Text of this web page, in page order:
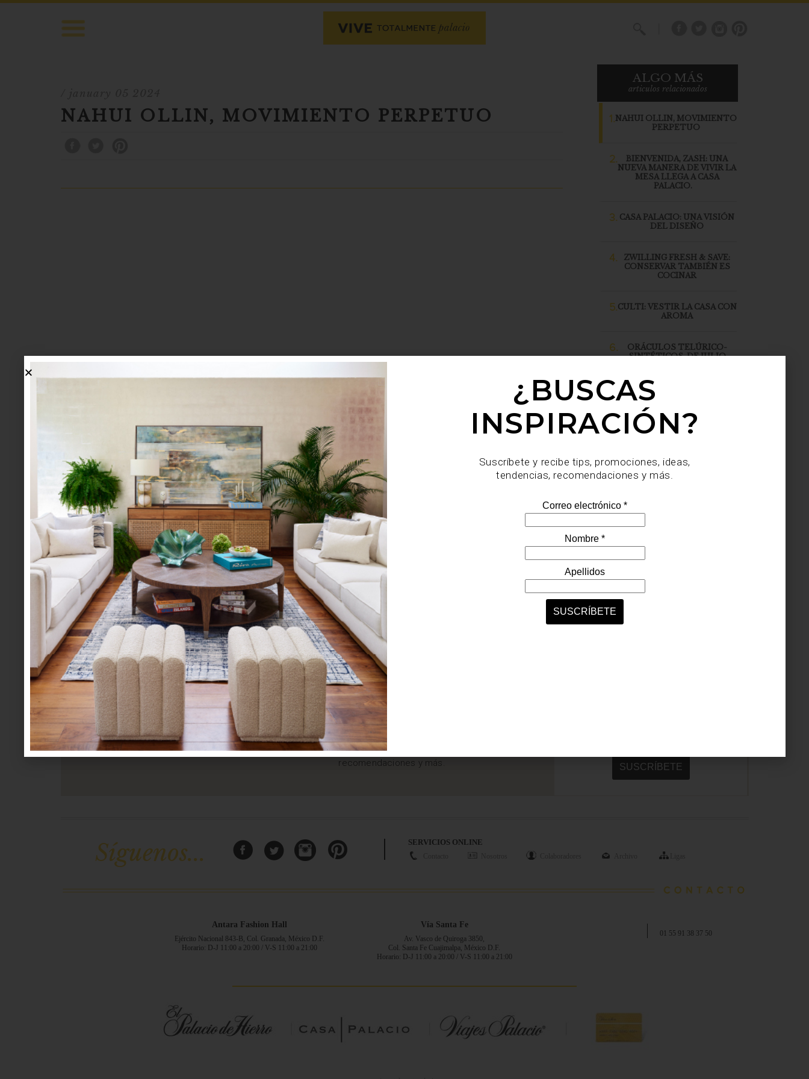
NAHUI OLLIN, MOVIMIENTO PERPETUO
ALGO MÁS
articulos relacionados
1.NAHUI OLLIN, MOVIMIENTO
PERPETUO
2.
BIENVENIDA, ZASH: UNA
NUEVA MANERA DE VIVIR LA
MESA LLEGA A CASA
PALACIO.
3. CASA PALACIO: UNA VISIÓN
DEL DISEÑO
4.
ZWILLING FRESH & SAVE:
CONSERVAR TAMBIÉN ES
COCINAR
5.CULTI: VESTIR LA CASA CON
AROMA
6.
ORÁCULOS TELÚRICO-
SINTÉTICOS, DE JULIO
lo más nuevo
1.
BIENVENIDA, ZASH: UNA
NUEVA MANERA DE VIVIR
LA MESA LLEGA A CASA
PALACIO.
mesa y cocina
august 05 2026
¿BUSCAS MÁS
INSPIRACIÓN?
Suscríbete y recibe tips, promociones, ideas, tendencias,
recomendaciones y más.
Síguenos... SERVICIOS ONLINE
Antara Fashion Hall
Ejército Nacional 843-B, Col. Granada, México D.F.
Horario: D-J 11:00 a 20:00 / V-S 11:00 a 21:00
Vía Santa Fe
Av. Vasco de Quiroga 3850,
Col. Santa Fe Cuajimalpa, México D.F.
Horario: D-J 11:00 a 20:00 / V-S 11:00 a 21:00
01 55 91 38 37 50
¿BUSCAS
INSPIRACIÓN?
Suscríbete y recibe tips, promociones, ideas,
tendencias, recomendaciones y más.